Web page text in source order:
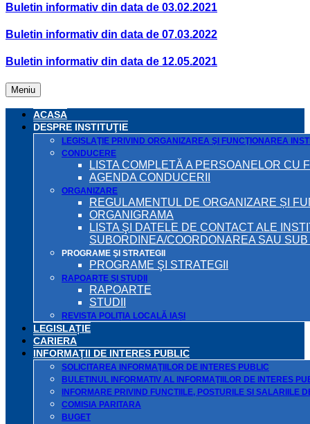
Buletin informativ din data de 03.02.2021
Buletin informativ din data de 07.03.2022
Buletin informativ din data de 12.05.2021
Meniu
ACASA
DESPRE INSTITUŢIE
LEGISLAŢIE PRIVIND ORGANIZAREA ŞI FUNCŢIONAREA
CONDUCERE
LISTA COMPLETĂ A PERSOANELOR CU
AGENDA CONDUCERII
ORGANIZARE
REGULAMENTUL DE ORGANIZARE ȘI
ORGANIGRAMA
LISTA ŞI DATELE DE CONTACT ALE
SUBORDINEA/COORDONAREA SAU
PROGRAME ŞI STRATEGII
PROGRAME ŞI STRATEGII
RAPOARTE ŞI STUDII
RAPOARTE
STUDII
REVISTA POLIȚIA LOCALĂ IAȘI
LEGISLAȚIE
CARIERA
INFORMAŢII DE INTERES PUBLIC
SOLICITAREA INFORMAŢIILOR DE INTERES PUBLIC
BULETINUL INFORMATIV AL INFORMAŢIILOR DE INTERES
INFORMARE PRIVIND FUNCTIILE, POSTURILE SI
COMISIA PARITARA
BUGET